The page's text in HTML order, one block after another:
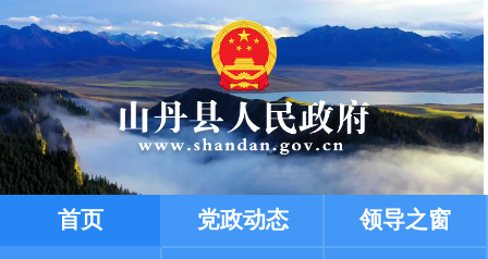
首页 党政动态 领导之窗